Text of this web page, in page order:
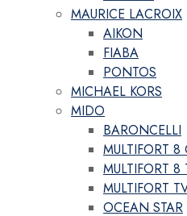
MAURICE LACROIX
AIKON
FIABA
PONTOS
MICHAEL KORS
MIDO
BARONCELLI
MULTIFORT
MULTIFORT
MULTIFORT
OCEAN STAR